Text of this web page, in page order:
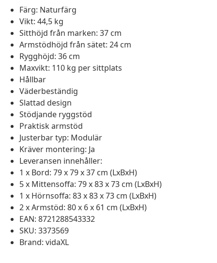
Färg: Naturfärg
Vikt: 44,5 kg
Sitthöjd från marken: 37 cm
Armstödhöjd från sätet: 24 cm
Rygghöjd: 36 cm
Maxvikt: 110 kg per sittplats
Hållbar
Väderbeständig
Slattad design
Stödjande ryggstöd
Praktisk armstöd
Justerbar typ: Modulär
Kräver montering: Ja
Leveransen innehåller:
1 x Bord: 79 x 79 x 37 cm (LxBxH)
5 x Mittensoffa: 79 x 83 x 73 cm (LxBxH)
1 x Hörnsoffa: 83 x 83 x 73 cm (LxBxH)
2 x Armstöd: 80 x 6 x 61 cm (LxBxH)
EAN: 8721288543332
SKU: 3373569
Brand: vidaXL